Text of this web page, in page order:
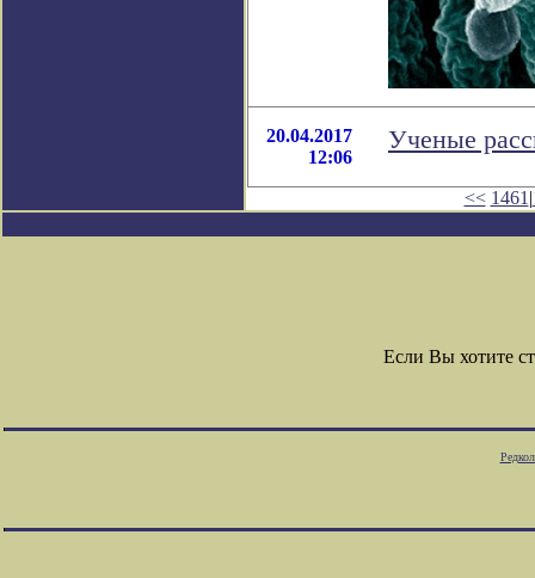
20.04.2017
12:06
Ученые
<< 1461 |
Если Вы хотите